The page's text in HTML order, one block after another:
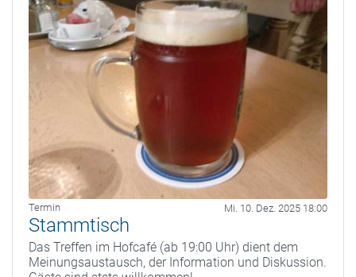
Termin Mi. 10. Dez. 2025 18:00
Stammtisch
Das Treffen im Hofcafé (ab 19:00 Uhr) dient dem
Meinungsaustausch, der Information und Diskussion.